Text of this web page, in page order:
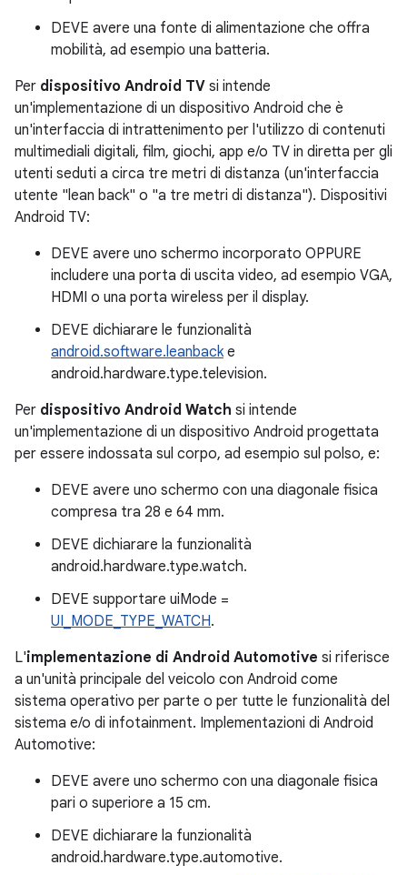
DEVE avere una fonte di alimentazione che offra
mobilità, ad esempio una batteria.
Per dispositivo Android TV si intende
un'implementazione di un dispositivo Android che è
un'interfaccia di intrattenimento per l'utilizzo di contenuti
multimediali digitali, film, giochi, app e/o TV in diretta per gli
utenti seduti a circa tre metri di distanza (un'interfaccia
utente "lean back" o "a tre metri di distanza"). Dispositivi
Android TV:
DEVE avere uno schermo incorporato OPPURE
includere una porta di uscita video, ad esempio VGA,
HDMI o una porta wireless per il display.
DEVE dichiarare le funzionalità
android.software.leanbacke
android.hardware.type.television.
Per dispositivo Android Watch si intende
un'implementazione di un dispositivo Android progettata
per essere indossata sul corpo, ad esempio sul polso, e:
DEVE avere uno schermo con una diagonale fisica
compresa tra 28 e 64 mm.
DEVE dichiarare la funzionalità
android.hardware.type.watch.
DEVE supportare uiMode =
UI_MODE_TYPE_WATCH.
L'implementazione di Android Automotive si riferisce
a un'unità principale del veicolo con Android come
sistema operativo per parte o per tutte le funzionalità del
sistema e/o di infotainment. Implementazioni di Android
Automotive:
DEVE avere uno schermo con una diagonale fisica
pari o superiore a 15 cm.
DEVE dichiarare la funzionalità
android.hardware.type.automotive.